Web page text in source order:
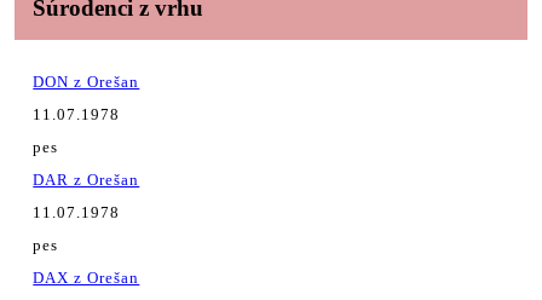
Súrodenci z vrhu
DON z Orešan
11.07.1978
pes
DAR z Orešan
11.07.1978
pes
DAX z Orešan